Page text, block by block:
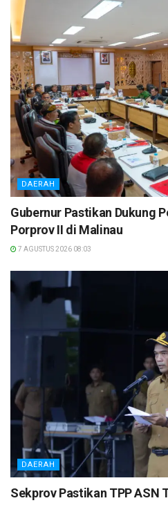
DAERAH
Gubernur Pastikan Dukung
Porprov II di Malinau
7 AGUSTUS 2026 08:03
DAERAH
Sekprov Pastikan TPP ASN